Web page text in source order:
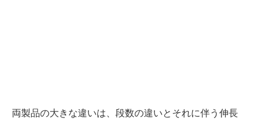
両製品の大きな違いは、段数の違いとそれに伴う伸長